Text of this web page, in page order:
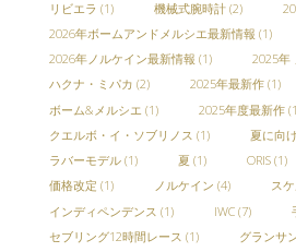
リビエラ (1) 機械式腕時計(2)
2026年ボームアンドメルシエ最新情報 (1)
2026年ノルケイン最新情報 (1) 2025年
ハクナ・ミパカ (2) 2025年最新作(1)
ボーム&メルシエ (1) 2025年度最新作
クエルボ・イ・ソブリノス (1) 夏に向
ラバーモデル(1) 夏 (1) ORIS(1)
価格改定 (1) ノルケイン (4) ス
インディペンデンス (1) IWC(7)
セブリング12時間レース (1) グランサ